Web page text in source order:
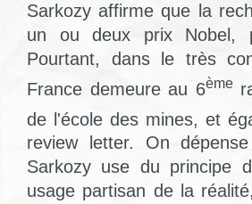
Sarkozy affirme que la
un ou deux prix Nobel,
Pourtant, dans le très
France demeure au 6ème
de l'école des mines, et
review letter. On
Sarkozy use du principe
usage partisan de la